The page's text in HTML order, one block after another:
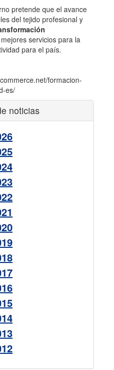
pretende que el avance
del tejido profesional y
servicios para la
para el país.
formacion-
es/
noticias